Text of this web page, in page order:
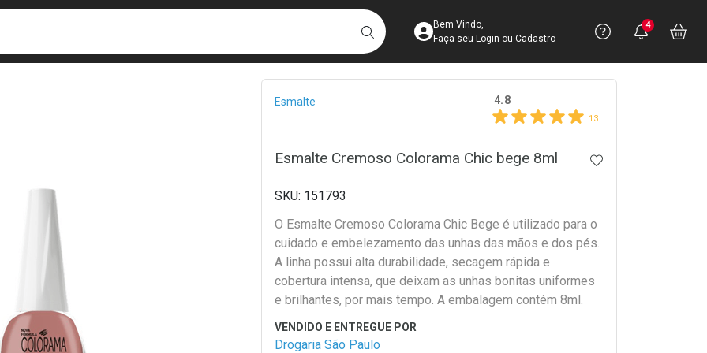
BUSCARAcesse sua Conta
Bem Vindo,
Faça seu Login ou Cadastro
Precisa
Ver Recursos
Você
4
Breadcrumb
Esmalte 4.8
13
Esmalte Cremoso Colorama Chic bege 8ml ADICIONAR AOS
151793
O Esmalte Cremoso Colorama Chic Bege é utilizado para o
cuidado e embelezamento das unhas das mãos e dos pés.
A linha possui alta durabilidade, secagem rápida e
cobertura intensa, que deixam as unhas bonitas uniformes
e brilhantes, por mais tempo. A embalagem contém 8ml.
Drogaria São Paulo